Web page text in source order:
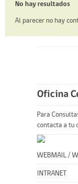
No hay resultados
Al parecer no hay
Oficina
Para
contacta a tu
WEBMAIL /
INTRANET